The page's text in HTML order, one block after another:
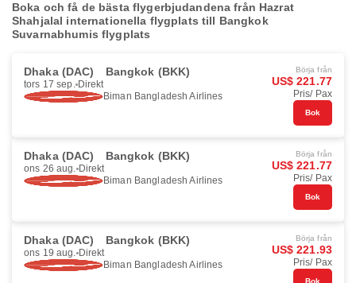
Boka och få de bästa flygerbjudandena från Hazrat
Shahjalal internationella flygplats till Bangkok
Suvarnabhumis flygplats
Dhaka (DAC) Bangkok (BKK)
tors 17 sep. Direkt
Biman Bangladesh Airlines
Börja från
US$ 221.77
Pris/ Pax
Bok
Dhaka (DAC) Bangkok (BKK)
ons 26 aug. Direkt
Biman Bangladesh Airlines
Börja från
US$ 221.77
Pris/ Pax
Bok
Dhaka (DAC) Bangkok (BKK)
ons 19 aug. Direkt
Biman Bangladesh Airlines
Börja från
US$ 221.93
Pris/ Pax
Bok